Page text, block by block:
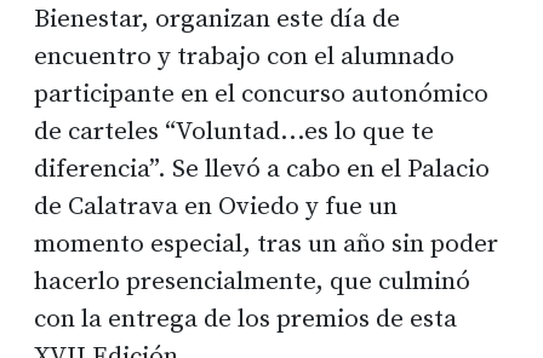
Bienestar, organizan este día de
encuentro y trabajo con el alumnado
participante en el concurso autonómico
de carteles “Voluntad...es lo que te
diferencia”. Se llevó a cabo en el Palacio
de Calatrava en Oviedo y fue un
momento especial, tras un año sin poder
hacerlo presencialmente, que culminó
con la entrega de los premios de esta